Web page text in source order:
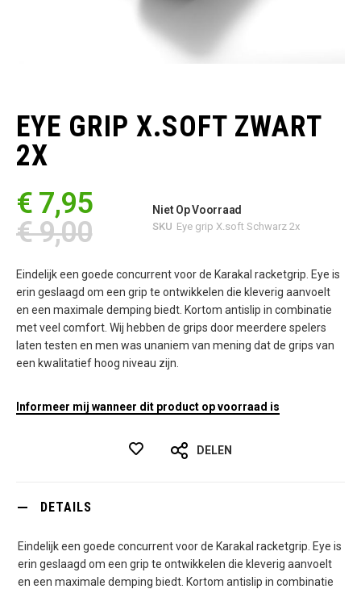
begin
van
de
afbeeldingen-
EYE GRIP X.SOFT ZWART
2X
€ 7,95
€ 9,00
Niet Op Voorraad
SKU Eye grip X.soft Schwarz 2x
Eindelijk een goede concurrent voor de Karakal racketgrip. Eye is
erin geslaagd om een grip te ontwikkelen die kleverig aanvoelt
en een maximale demping biedt. Kortom antislip in combinatie
met veel comfort. Wij hebben de grips door meerdere spelers
laten testen en men was unaniem van mening dat de grips van
een kwalitatief hoog niveau zijn.
Informeer mij wanneer dit product op voorraad is
DELEN
DETAILS
Eindelijk een goede concurrent voor de Karakal racketgrip. Eye is
erin geslaagd om een grip te ontwikkelen die kleverig aanvoelt
en een maximale demping biedt. Kortom antislip in combinatie